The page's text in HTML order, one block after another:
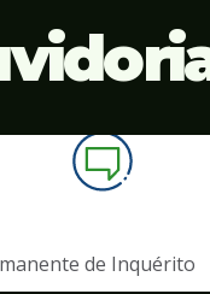
Ilustração
da
de
Ouvidoria
de Inquérito